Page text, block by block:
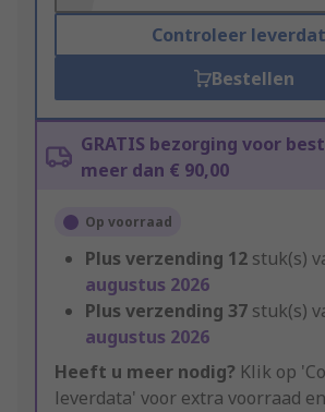
Controleer
Bestellen
GRATIS bezorging voor
meer dan € 90,00
Op voorraad
Plus verzending 12 stuk(s)
augustus 2026
Plus verzending 37 stuk(s)
augustus 2026
Heeft u meer nodig? Klik op
leverdata' voor extra voorraad